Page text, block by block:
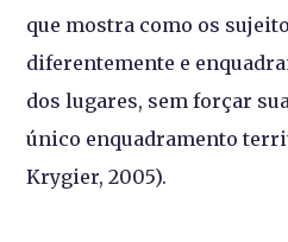
que mostra como os
diferentemente e
dos lugares, sem forçar
único enquadramento
Krygier, 2005).